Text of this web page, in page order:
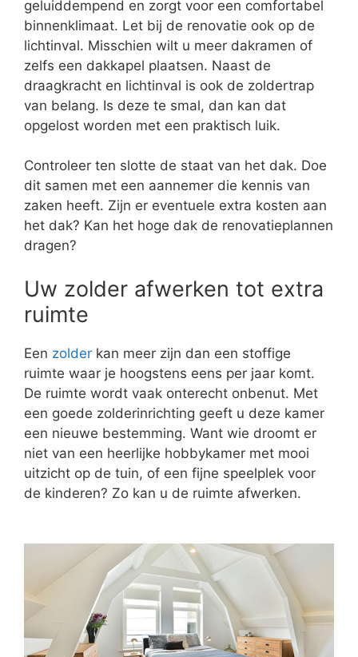
geluiddempend en zorgt voor een comfortabel
binnenklimaat. Let bij de renovatie ook op de
lichtinval. Misschien wilt u meer dakramen of
zelfs een dakkapel plaatsen. Naast de
draagkracht en lichtinval is ook de zoldertrap
van belang. Is deze te smal, dan kan dat
opgelost worden met een praktisch luik.
Controleer ten slotte de staat van het dak. Doe
dit samen met een aannemer die kennis van
zaken heeft. Zijn er eventuele extra kosten aan
het dak? Kan het hoge dak de renovatieplannen
dragen?
Uw zolder afwerken tot extra
ruimte
Een zolder kan meer zijn dan een stoffige
ruimte waar je hoogstens eens per jaar komt.
De ruimte wordt vaak onterecht onbenut. Met
een goede zolderinrichting geeft u deze kamer
een nieuwe bestemming. Want wie droomt er
niet van een heerlijke hobbykamer met mooi
uitzicht op de tuin, of een fijne speelplek voor
de kinderen? Zo kan u de ruimte afwerken.